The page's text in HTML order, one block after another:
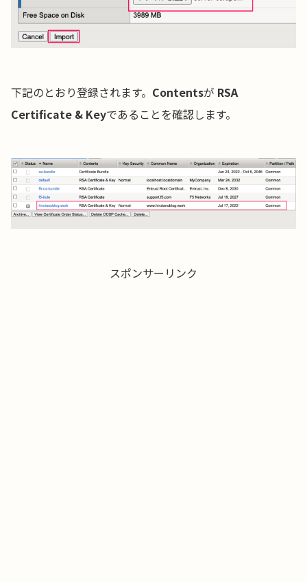
下記のとおり登録されます。 Contentsが RSA
Certificate & Keyであることを確認します。
スポンサーリンク